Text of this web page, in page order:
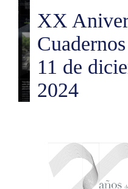
XX
11 de
2024